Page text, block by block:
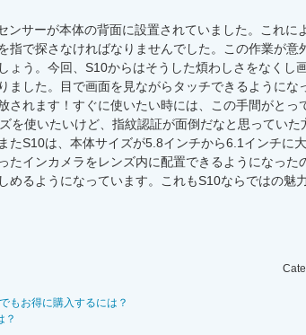
ンサーが本体の背面に設置されていました。これに
指で探さなければなりませんでした。この作業が意
ょう。今回、S10からはそうした煩わしさをなくし
ました。目で画面を見ながらタッチできるようにな
されます！すぐに使いたい時には、この手間がとっ
を使いたいけど、指紋認証が面倒だなと思っていた
たS10は、本体サイズが5.8インチから6.1インチに
たインカメラをレンズ内に配置できるようになった
めるようになっています。これもS10ならではの魅
もお得に購入するには？
？